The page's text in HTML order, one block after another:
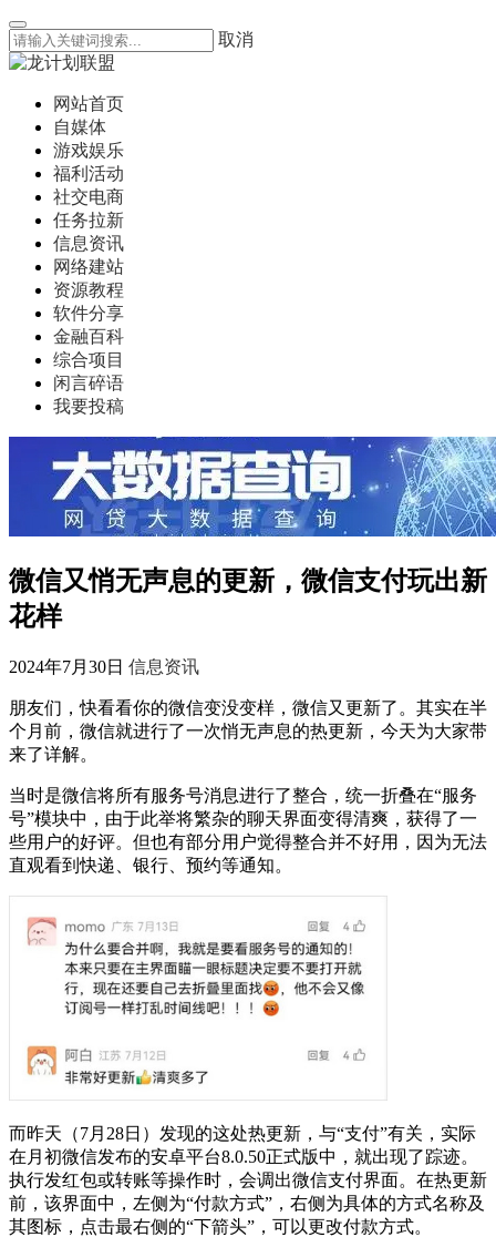
取消
网站首页
自媒体
游戏娱乐
福利活动
社交电商
任务拉新
信息资讯
网络建站
资源教程
软件分享
金融百科
综合项目
闲言碎语
我要投稿
微信又悄无声息的更新，微信支付玩出新
花样
2024年7月30日 信息资讯
朋友们，快看看你的微信变没变样，微信又更新了。其实在半
个月前，微信就进行了一次悄无声息的热更新，今天为大家带
来了详解。
当时是微信将所有服务号消息进行了整合，统一折叠在“服务
号”模块中，由于此举将繁杂的聊天界面变得清爽，获得了一
些用户的好评。但也有部分用户觉得整合并不好用，因为无法
直观看到快递、银行、预约等通知。
而昨天（7月28日）发现的这处热更新，与“支付”有关，实际
在月初微信发布的安卓平台8.0.50正式版中，就出现了踪迹。
执行发红包或转账等操作时，会调出微信支付界面。在热更新
前，该界面中，左侧为“付款方式”，右侧为具体的方式名称及
其图标，点击最右侧的“下箭头”，可以更改付款方式。